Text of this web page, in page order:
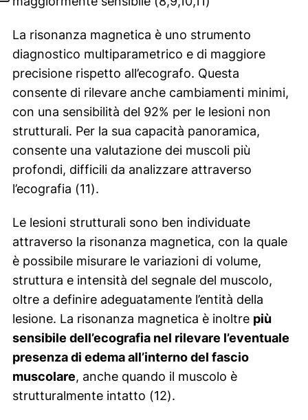
La risonanza magnetica è uno strumento
diagnostico multiparametrico e di maggiore
precisione rispetto all’ecografo. Questa
consente di rilevare anche cambiamenti minimi,
con una sensibilità del 92% per le lesioni non
strutturali. Per la sua capacità panoramica,
consente una valutazione dei muscoli più
profondi, difficili da analizzare attraverso
l’ecografia (11).
Le lesioni strutturali sono ben individuate
attraverso la risonanza magnetica, con la quale
è possibile misurare le variazioni di volume,
struttura e intensità del segnale del muscolo,
oltre a definire adeguatamente l’entità della
lesione. La risonanza magnetica è inoltre più
sensibile dell’ecografia nel rilevare l’eventuale
presenza di edema all’interno del fascio
muscolare, anche quando il muscolo è
strutturalmente intatto (12).